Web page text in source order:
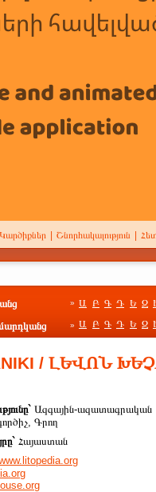
Կարծիքներ Շնորհակալություն
» Ա Բ Գ Դ Ե Զ
» Ա Բ Գ Դ Ե Զ
/ ԼԵՎՈՆ
Ազգային-ազատագրական
Գրող
Հայաստան